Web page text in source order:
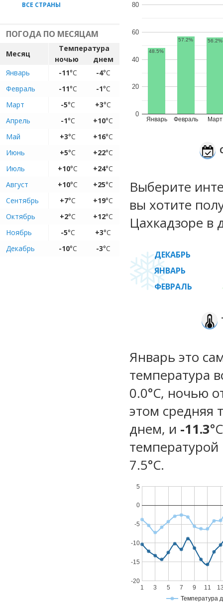
ВСЕ СТРАНЫ
ПОГОДА ПО МЕСЯЦАМ
Месяц
Температура
ночью
днем
Январь
-11°C -4°C
Февраль
-11°C -1°C
Март
-5°C +3°C
Апрель
-1°C +10°C
Май
+3°C +16°C
Июнь
+5°C +22°C
Июль
+10°C +24°C
Август
+10°C +25°C
Сентябрь
+7°C +19°C
Октябрь
+2°C +12°C
Ноябрь
-5°C +3°C
Декабрь
-10°C -3°C
Январь Февраль Март
0
20
40
60
80
48.5%
57.2% 56.2%
Выберите
вы хотите
Цахкадзоре в
ДЕКАБРЬ
ЯНВАРЬ
ФЕВРАЛЬ
Январь это
температура
0.0°C, ночью
этом средняя
днем, и -11.3
температурой
7.5°С.
Температура
1 3 5 7 9 11
-20
-15
-10
-5
0
5